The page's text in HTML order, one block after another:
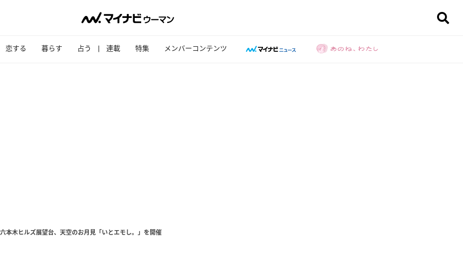
恋する 暮らす 占う 連載 特集 メンバーコンテンツ
本木ヒルズ展望台、天空のお月見「いとエモし。」を開催